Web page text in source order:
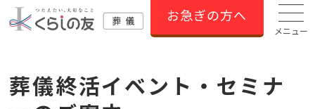
お急ぎの方へ
メニュー
葬儀終活イベント・セミナ